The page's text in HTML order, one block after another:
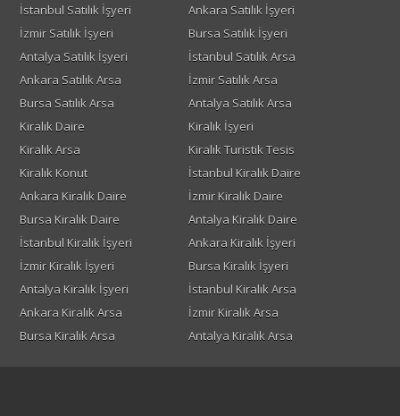
İstanbul Satılık İşyeri
Ankara Satılık İşyeri
İzmir Satılık İşyeri
Bursa Satılık İşyeri
Antalya Satılık İşyeri
İstanbul Satılık Arsa
Ankara Satılık Arsa
İzmir Satılık Arsa
Bursa Satılık Arsa
Antalya Satılık Arsa
Kiralık Daire
Kiralık İşyeri
Kiralık Arsa
Kiralık Turistik Tesis
Kiralık Konut
İstanbul Kiralık Daire
Ankara Kiralık Daire
İzmir Kiralık Daire
Bursa Kiralık Daire
Antalya Kiralık Daire
İstanbul Kiralık İşyeri
Ankara Kiralık İşyeri
İzmir Kiralık İşyeri
Bursa Kiralık İşyeri
Antalya Kiralık İşyeri
İstanbul Kiralık Arsa
Ankara Kiralık Arsa
İzmir Kiralık Arsa
Bursa Kiralık Arsa
Antalya Kiralık Arsa